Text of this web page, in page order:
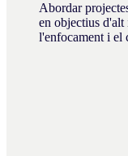
Abordar
en objectius d'alt
l'enfocament i el